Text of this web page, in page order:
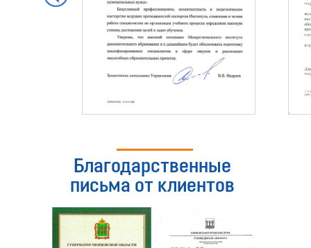
Благодарственные
письма от клиентов